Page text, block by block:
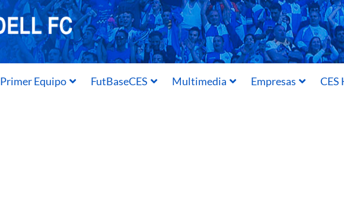
Primer Equipo FutBaseCES Multimedia Empresas CES